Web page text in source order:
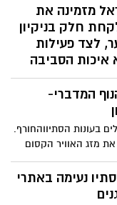
בגנים הלאומיים,
או ליהנות
תשכחו לשמור על
מזמינה את
חלק בניקיון
לצד פעילות
איכות הסביבה
את הציבור לסוף
בשמירה על
ברחבי הארץ. הציבור
על הסביבה, ניקיון
פעילות חווייתית
ברחבי הארץ והן
סביבה, יער ופסולת על
המדברי-
בעונות הסתיווהחורף.
מזג האוויר הקסום
אשר משקיף על
יכול להיות עצירה
אותו בקלות עם
נעימה באתרי